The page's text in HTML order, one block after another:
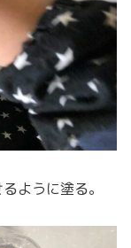
ように塗る。